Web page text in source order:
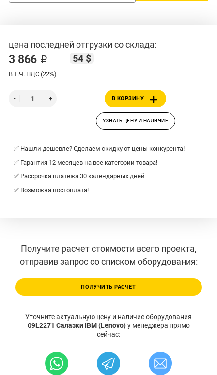
цена последней отгрузки со склада:
3 866 ₽ 54 $
В Т.Ч. НДС (22%)
В КОРЗИНУ
УЗНАТЬ ЦЕНУ И НАЛИЧИЕ
✅ Нашли дешевле? Сделаем скидку от цены конкурента!
✅ Гарантия 12 месяцев на все категории товара!
✅ Рассрочка платежа 30 календарных дней
✅ Возможна постоплата!
Получите расчет стоимости всего проекта,
отправив запрос со списком оборудования:
ПОЛУЧИТЬ РАСЧЕТ
Уточните актуальную цену и наличие оборудования
09L2271 Салазки IBM (Lenovo)у менеджера прямо
сейчас: